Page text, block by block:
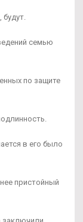
семью
по защите
в его было
пристойный